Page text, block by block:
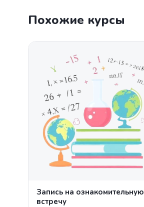
Похожие курсы
Запись на ознакомительную
встречу